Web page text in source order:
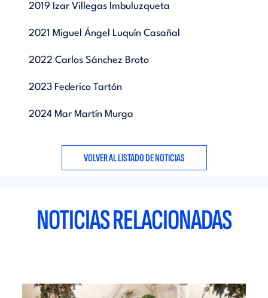
2019 Izar Villegas Imbuluzqueta
2021 Miguel Ángel Luquín Casañal
2022 Carlos Sánchez Broto
2023 Federico Tartón
2024 Mar Martín Murga
VOLVER AL LISTADO DE NOTICIAS
NOTICIAS RELACIONADAS